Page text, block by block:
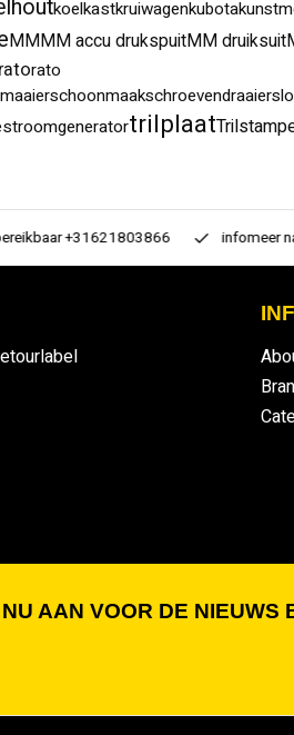
koelkastkruiwagenkubota
MMMM accu drukspuitMM druiksuit
ratorato
schoonmaakschroevendraaier
stroomgeneratortrilplaat
+31621803866 infomeer
AAN VOOR DE NIEUWS